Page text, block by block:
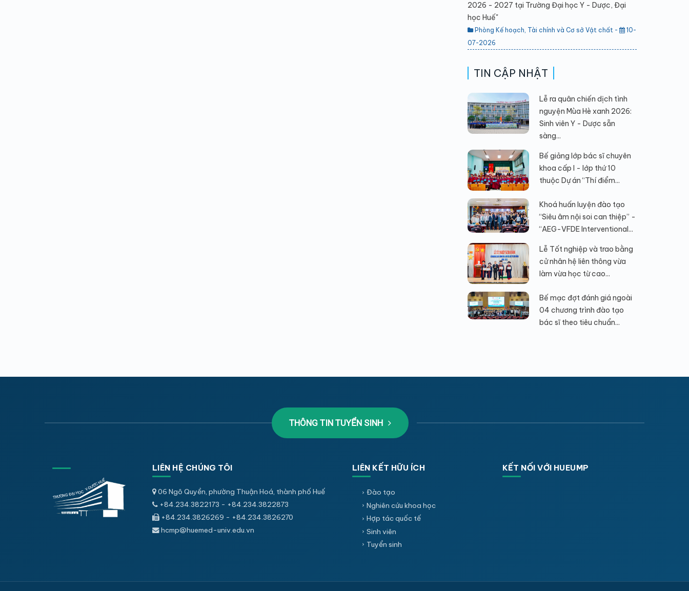
2026 - 2027 tại Trường Đại học Y - Dược, Đại
học Huế"
Phòng Kế hoạch, Tài chính và Cơ sở Vật chất -
10-
07-2026
TIN CẬP NHẬT
Lễ ra quân chiến dịch tình
nguyện Mùa Hè xanh 2026:
Sinh viên Y - Dược sẵn
sàng...
Bế giảng lớp bác sĩ chuyên
khoa cấp I - lớp thứ 10
thuộc Dự án “Thí điểm...
Khoá huấn luyện đào tạo
“Siêu âm nội soi can thiệp” -
“AEG-VFDE Interventional...
Lễ Tốt nghiệp và trao bằng
cử nhân hệ liên thông vừa
làm vừa học từ cao...
Bế mạc đợt đánh giá ngoài
04 chương trình đào tạo
bác sĩ theo tiêu chuẩn...
THÔNG TIN TUYỂN SINH
LIÊN HỆ CHÚNG TÔI
06 Ngô Quyền, phường Thuận Hoá, thành phố Huế
+84.234.3822173 - +84.234.3822873
+84.234.3826269 - +84.234.3826270
hcmp@huemed-univ.edu.vn
LIÊN KẾT HỮU ÍCH
Đào tạo
Nghiên cứu khoa học
Hợp tác quốc tế
Sinh viên
Tuyển sinh
KẾT NỐI VỚI HUEUMP